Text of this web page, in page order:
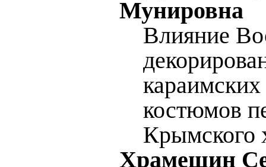
Мунировна
Влияние
костюмов
Крымского
Храмешин